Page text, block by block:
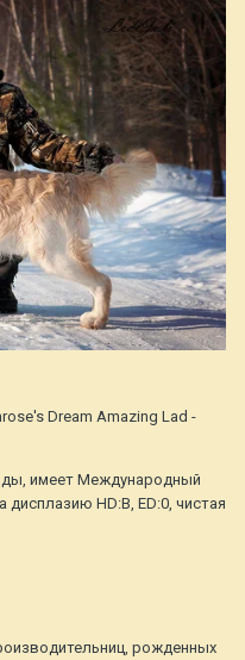
Dream Amazing Lad -
имеет Международный
HD:B, ED:0, чистая
рожденных